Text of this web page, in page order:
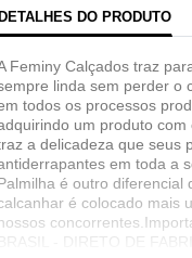
DETALHES DO PRODUTO
Feminy Calçados traz
linda sem perder o
todos os processos
um produto com
a delicadeza que seus
em toda a
é outro diferencial
é colocado mais
BRASIL - DIRETO DE